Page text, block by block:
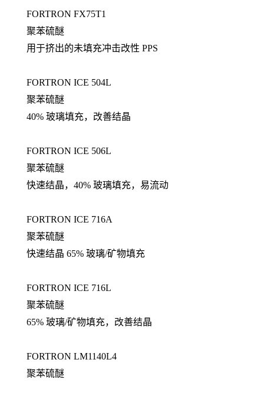
FORTRON FX75T1
聚苯硫醚
用于挤出的未填充冲击改性 PPS
FORTRON ICE 504L
聚苯硫醚
40% 玻璃填充，改善结晶
FORTRON ICE 506L
聚苯硫醚
快速结晶，40% 玻璃填充，易流动
FORTRON ICE 716A
聚苯硫醚
快速结晶 65% 玻璃/矿物填充
FORTRON ICE 716L
聚苯硫醚
65% 玻璃/矿物填充，改善结晶
FORTRON LM1140L4
聚苯硫醚